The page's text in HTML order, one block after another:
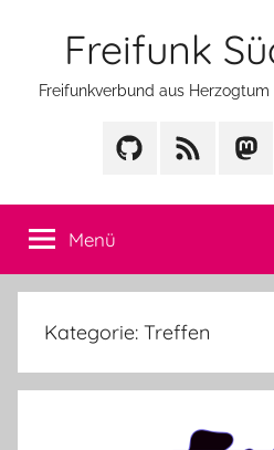
Freifunk
Freifunkverbund aus
GitHub Feed
Menü
Kategorie: Treffen